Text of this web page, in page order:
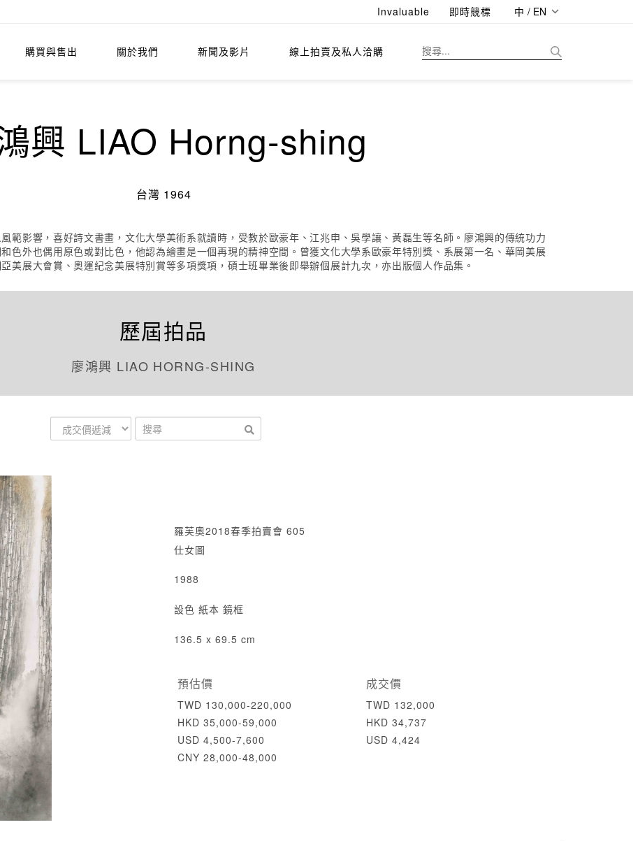
Invaluable 即時競標 中 / EN
購買與售出 關於我們 新聞及影片 線上拍賣及私人洽購
興 LIAO Horng-shing
台灣 1964
範影響，喜好詩文書畫，文化大學美術系就讀時，受教於歐豪年、江兆申、吳學讓、黃磊生等名師。廖鴻興的傳統功力
色外也偶用原色或對比色，他認為繪畫是一個再現的精神空間。曾獲文化大學系歐豪年特別獎、系展第一名、華岡美展
美展大會賞、奧運紀念美展特別賞等多項獎項，碩士班畢業後即舉辦個展計九次，亦出版個人作品集。
歷屆拍品
廖鴻興 LIAO HORNG-SHING
羅芙奧2018春季拍賣會 605
仕女圖
1988
設色 紙本 鏡框
136.5 x 69.5 cm
預估價
TWD 130,000-220,000
HKD 35,000-59,000
USD 4,500-7,600
CNY 28,000-48,000
成交價
TWD 132,000
HKD 34,737
USD 4,424